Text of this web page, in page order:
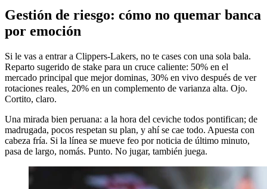
Gestión de riesgo: cómo no quemar banca
por emoción
Si le vas a entrar a Clippers-Lakers, no te cases con una sola bala.
Reparto sugerido de stake para un cruce caliente: 50% en el
mercado principal que mejor dominas, 30% en vivo después de ver
rotaciones reales, 20% en un complemento de varianza alta. Ojo.
Cortito, claro.
Una mirada bien peruana: a la hora del ceviche todos pontifican; de
madrugada, pocos respetan su plan, y ahí se cae todo. Apuesta con
cabeza fría. Si la línea se mueve feo por noticia de último minuto,
pasa de largo, nomás. Punto. No jugar, también juega.